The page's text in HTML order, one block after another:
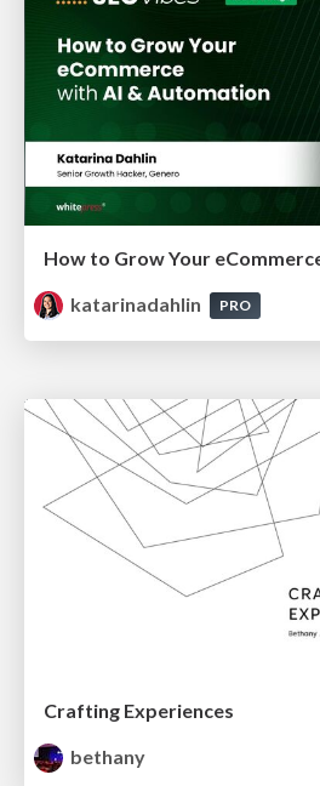
katarinadahlin
PRO
Crafting Experiences
bethany